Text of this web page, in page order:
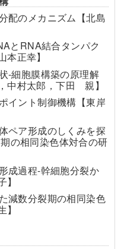
配のメカニズム【北島
とRNA結合タンパク
正幸】
-細胞膜構築の原理解
中村太郎，下田 親】
イント制御機構【東岸
ペア形成のしくみを探
の相同染色体対合の研
成過程-幹細胞分裂か
減数分裂期の相同染色